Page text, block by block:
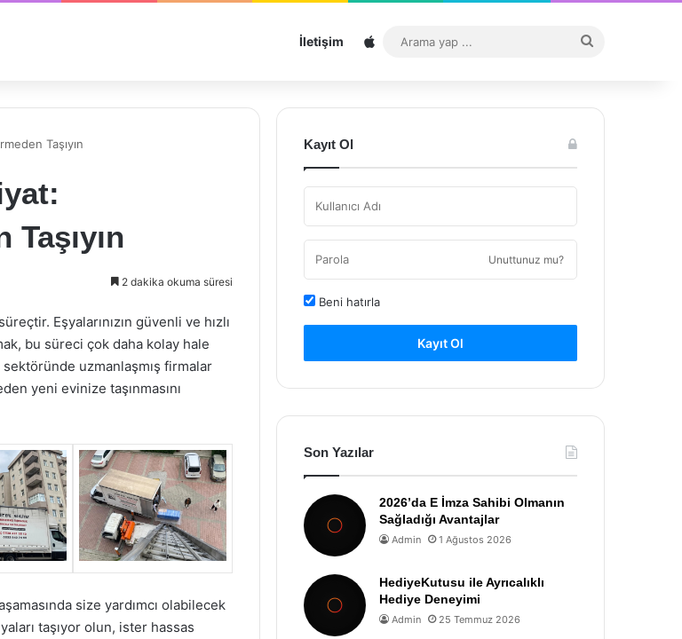
İletişim Sitemap
...
Taşıyın
Taşıyın
2 dakika okuma süresi
Eşyalarınızın güvenli ve hızlı
bu süreci çok daha kolay hale
sektöründe uzmanlaşmış firmalar
yeni evinize taşınmasını
size yardımcı olabilecek
taşıyor olun, ister hassas
Kayıt Ol
Unuttunuz mu?
Beni hatırla
Kayıt Ol
Son Yazılar
2026’da E İmza Sahibi Olmanın
Sağladığı Avantajlar
Admin 1 Ağustos 2026
HediyeKutusu ile Ayrıcalıklı
Hediye Deneyimi
Admin 25 Temmuz 2026